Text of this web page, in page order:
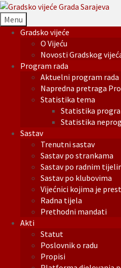
Menu
Gradsko vijeće
O Vijeću
Novosti Gradskog
Program rada
Aktuelni program rada
Napredna pretraga
Statistika tema
Statistika
Statistika
Sastav
Trenutni sastav
Sastav po strankama
Sastav po radnim
Sastav po klubovima
Vijećnici kojima je
Radna tijela
Prethodni mandati
Akti
Statut
Poslovnik o radu
Propisi